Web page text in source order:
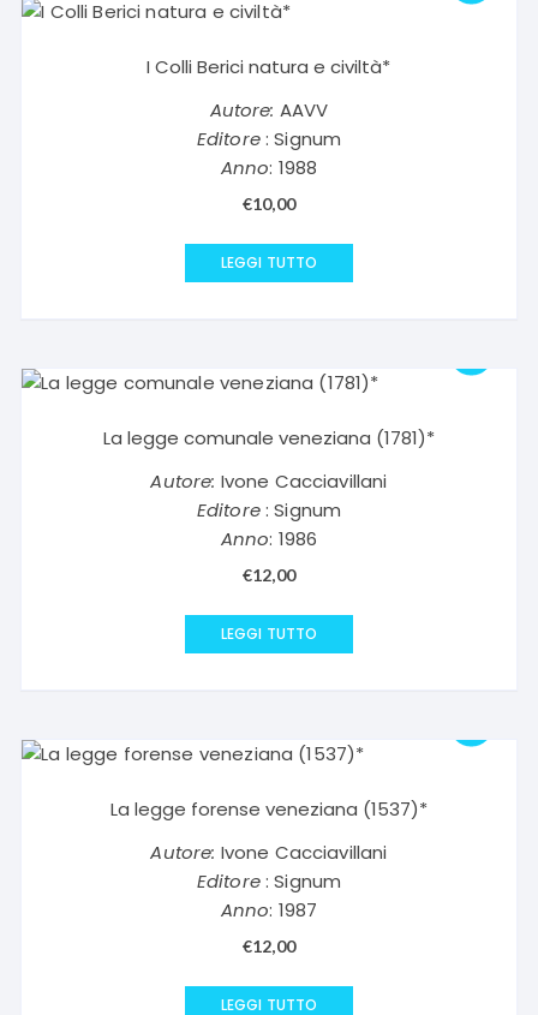
I Colli Berici natura e civiltà*
Autore: AAVV
Editore: Signum
Anno: 1988
€10,00
LEGGI TUTTO
La legge comunale veneziana (1781)*
Autore: Ivone Cacciavillani
Editore: Signum
Anno: 1986
€12,00
LEGGI TUTTO
La legge forense veneziana (1537)*
Autore: Ivone Cacciavillani
Editore: Signum
Anno: 1987
€12,00
LEGGI TUTTO